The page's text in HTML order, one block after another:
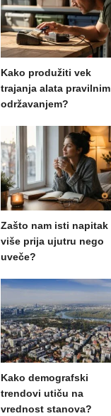
Kako produžiti vek
trajanja alata pravilnim
održavanjem?
Zašto nam isti napitak
više prija ujutru nego
uveče?
Kako demografski
trendovi utiču na
vrednost stanova?